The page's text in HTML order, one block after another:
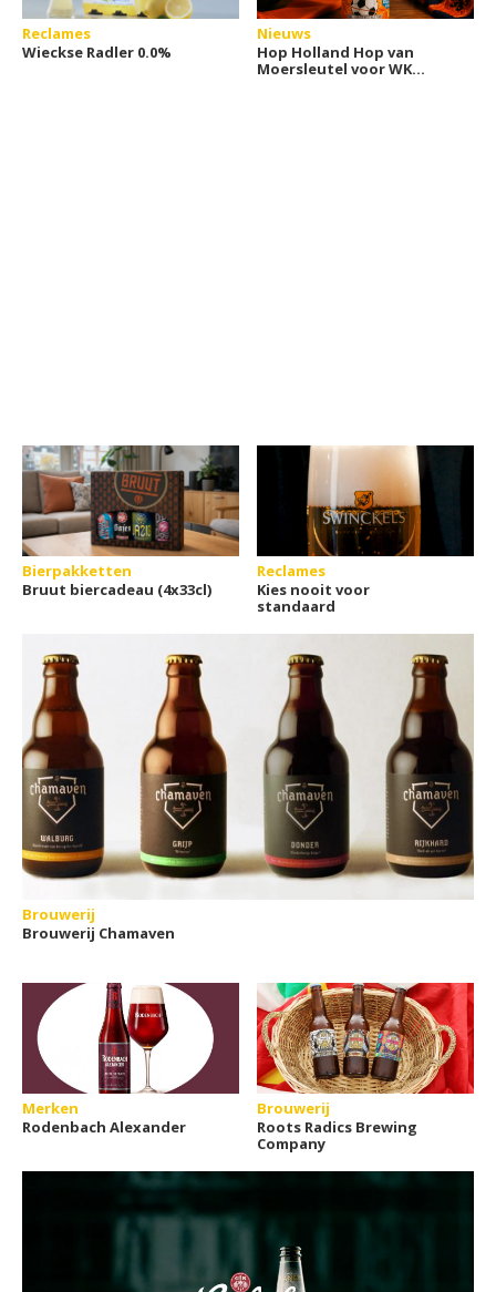
Reclames
Wieckse Radler 0.0%
Nieuws
Hop Holland Hop van
Moersleutel voor WK
Bierpakketten
Bruut biercadeau (4x33cl)
Reclames
Kies nooit voor
standaard
Brouwerij
Brouwerij Chamaven
Merken
Rodenbach Alexander
Brouwerij
Roots Radics Brewing
Company